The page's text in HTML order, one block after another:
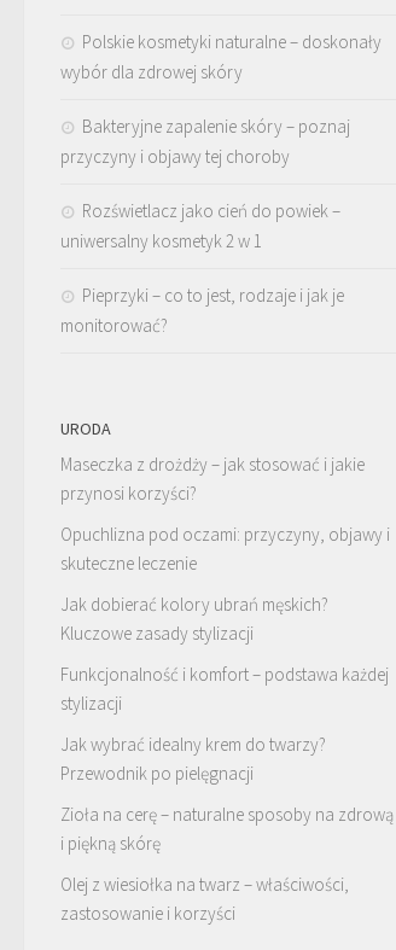
Polskie kosmetyki naturalne – doskonały
wybór dla zdrowej skóry
Bakteryjne zapalenie skóry – poznaj
przyczyny i objawy tej choroby
Rozświetlacz jako cień do powiek –
uniwersalny kosmetyk 2 w 1
Pieprzyki – co to jest, rodzaje i jak je
monitorować?
URODA
Maseczka z drożdży – jak stosować i jakie
przynosi korzyści?
Opuchlizna pod oczami: przyczyny, objawy i
skuteczne leczenie
Jak dobierać kolory ubrań męskich?
Kluczowe zasady stylizacji
Funkcjonalność i komfort – podstawa każdej
stylizacji
Jak wybrać idealny krem do twarzy?
Przewodnik po pielęgnacji
Zioła na cerę – naturalne sposoby na zdrową
i piękną skórę
Olej z wiesiołka na twarz – właściwości,
zastosowanie i korzyści